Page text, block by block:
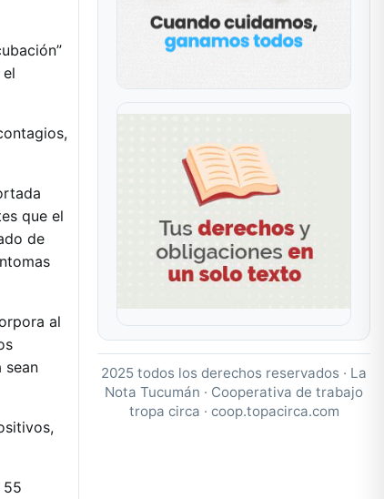
que el
de
al
sean
55
2025 todos los derechos reservados · La
Nota Tucumán · Cooperativa de trabajo
tropa circa · coop.topacirca.com